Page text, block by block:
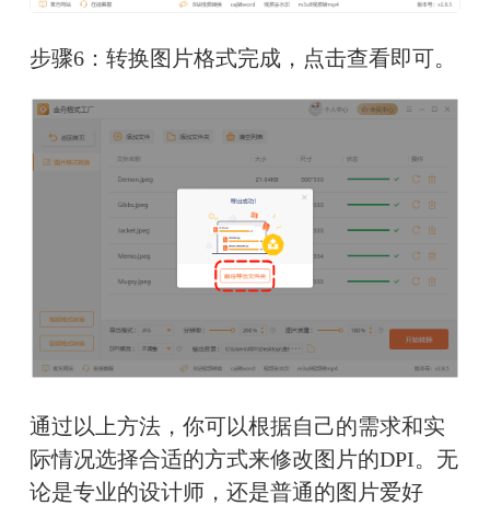
步骤6：转换图片格式完成，点击查看即可。
通过以上方法，你可以根据自己的需求和实
际情况选择合适的方式来修改图片的DPI。无
论是专业的设计师，还是普通的图片爱好